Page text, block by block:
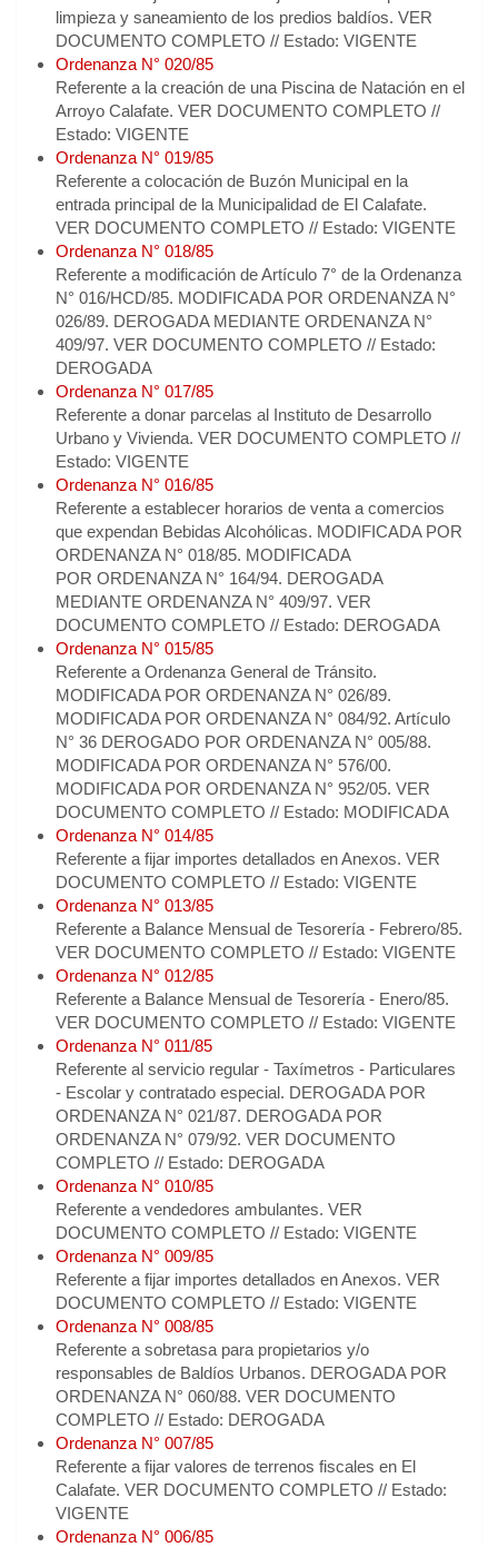
limpieza y saneamiento de los predios baldíos. VER
DOCUMENTO COMPLETO // Estado: VIGENTE
Ordenanza N° 020/85
Referente a la creación de una Piscina de Natación en el
Arroyo Calafate. VER DOCUMENTO COMPLETO //
Estado: VIGENTE
Ordenanza N° 019/85
Referente a colocación de Buzón Municipal en la
entrada principal de la Municipalidad de El Calafate.
VER DOCUMENTO COMPLETO // Estado: VIGENTE
Ordenanza N° 018/85
Referente a modificación de Artículo 7° de la Ordenanza
N° 016/HCD/85. MODIFICADA POR ORDENANZA N°
026/89. DEROGADA MEDIANTE ORDENANZA N°
409/97. VER DOCUMENTO COMPLETO // Estado:
DEROGADA
Ordenanza N° 017/85
Referente a donar parcelas al Instituto de Desarrollo
Urbano y Vivienda. VER DOCUMENTO COMPLETO //
Estado: VIGENTE
Ordenanza N° 016/85
Referente a establecer horarios de venta a comercios
que expendan Bebidas Alcohólicas. MODIFICADA POR
ORDENANZA N° 018/85. MODIFICADA
POR ORDENANZA N° 164/94. DEROGADA
MEDIANTE ORDENANZA N° 409/97. VER
DOCUMENTO COMPLETO // Estado: DEROGADA
Ordenanza N° 015/85
Referente a Ordenanza General de Tránsito.
MODIFICADA POR ORDENANZA N° 026/89.
MODIFICADA POR ORDENANZA N° 084/92. Artículo
N° 36 DEROGADO POR ORDENANZA N° 005/88.
MODIFICADA POR ORDENANZA N° 576/00.
MODIFICADA POR ORDENANZA N° 952/05. VER
DOCUMENTO COMPLETO // Estado: MODIFICADA
Ordenanza N° 014/85
Referente a fijar importes detallados en Anexos. VER
DOCUMENTO COMPLETO // Estado: VIGENTE
Ordenanza N° 013/85
Referente a Balance Mensual de Tesorería - Febrero/85.
VER DOCUMENTO COMPLETO // Estado: VIGENTE
Ordenanza N° 012/85
Referente a Balance Mensual de Tesorería - Enero/85.
VER DOCUMENTO COMPLETO // Estado: VIGENTE
Ordenanza N° 011/85
Referente al servicio regular - Taxímetros - Particulares
- Escolar y contratado especial. DEROGADA POR
ORDENANZA N° 021/87. DEROGADA POR
ORDENANZA N° 079/92. VER DOCUMENTO
COMPLETO // Estado: DEROGADA
Ordenanza N° 010/85
Referente a vendedores ambulantes. VER
DOCUMENTO COMPLETO // Estado: VIGENTE
Ordenanza N° 009/85
Referente a fijar importes detallados en Anexos. VER
DOCUMENTO COMPLETO // Estado: VIGENTE
Ordenanza N° 008/85
Referente a sobretasa para propietarios y/o
responsables de Baldíos Urbanos. DEROGADA POR
ORDENANZA N° 060/88. VER DOCUMENTO
COMPLETO // Estado: DEROGADA
Ordenanza N° 007/85
Referente a fijar valores de terrenos fiscales en El
Calafate. VER DOCUMENTO COMPLETO // Estado:
VIGENTE
Ordenanza N° 006/85